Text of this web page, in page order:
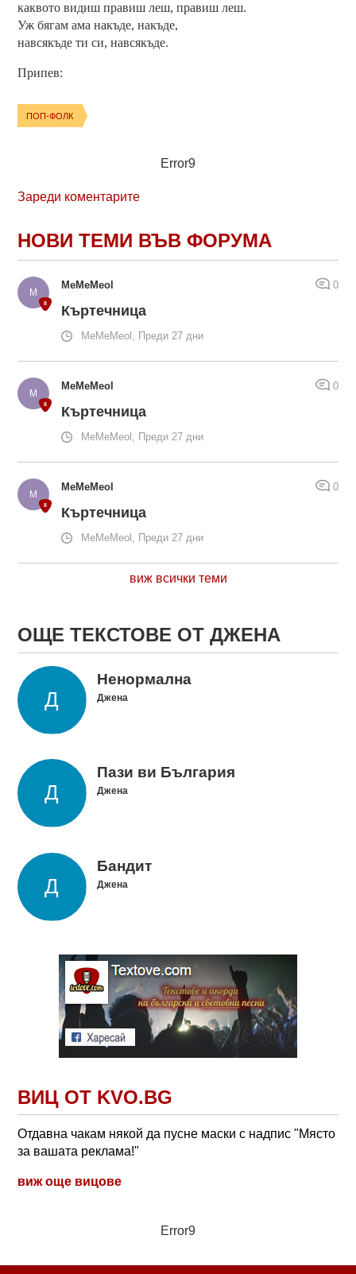
каквото видиш правиш леш, правиш леш.
Уж бягам ама накъде, накъде,
навсякъде ти си, навсякъде.
Припев:
ПОП-ФОЛК
Error9
Зареди коментарите
НОВИ ТЕМИ ВЪВ ФОРУМА
MeMeMeol 0
Къртечница
MeMeMeol, Преди 27 дни
MeMeMeol 0
Къртечница
MeMeMeol, Преди 27 дни
MeMeMeol 0
Къртечница
MeMeMeol, Преди 27 дни
виж всички теми
ОЩЕ ТЕКСТОВЕ ОТ ДЖЕНА
Ненормална
Джена
Пази ви България
Джена
Бандит
Джена
ВИЦ ОТ KVO.BG
Отдавна чакам някой да пусне маски с надпис "Място
за вашата реклама!"
виж още вицове
Error9